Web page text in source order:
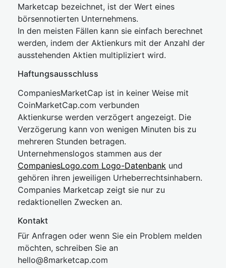
Marketcap bezeichnet, ist der Wert eines
börsennotierten Unternehmens.
In den meisten Fällen kann sie einfach berechnet
werden, indem der Aktienkurs mit der Anzahl der
ausstehenden Aktien multipliziert wird.
Haftungsausschluss
CompaniesMarketCap ist in keiner Weise mit
CoinMarketCap.com verbunden
Aktienkurse werden verzögert angezeigt. Die
Verzögerung kann von wenigen Minuten bis zu
mehreren Stunden betragen.
Unternehmenslogos stammen aus der
CompaniesLogo.com Logo-Datenbank und
gehören ihren jeweiligen Urheberrechtsinhabern.
Companies Marketcap zeigt sie nur zu
redaktionellen Zwecken an.
Kontakt
Für Anfragen oder wenn Sie ein Problem melden
möchten, schreiben Sie an
hello@8marketcap.com